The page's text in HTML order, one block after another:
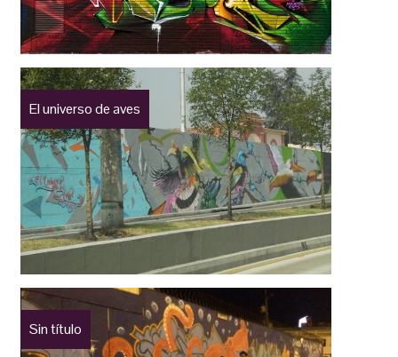
El universo de aves
Sin título